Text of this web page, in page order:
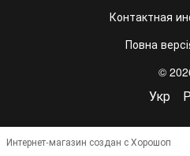
Контактная
Повна
©
Укр
Интернет-магазин создан с Хорошоп